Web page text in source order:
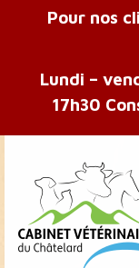
Pour nos
Lundi –
17h30